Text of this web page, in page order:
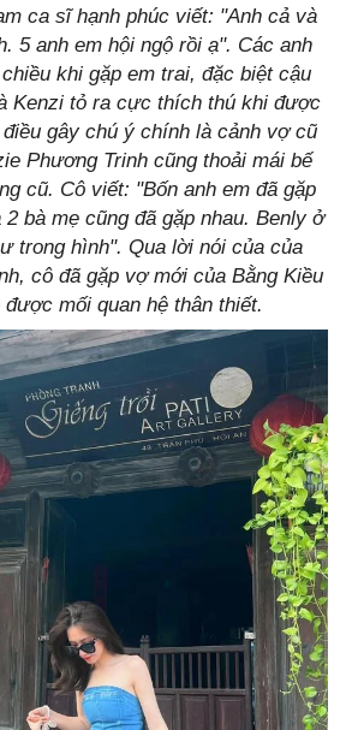
ca sĩ hạnh phúc viết: "Anh cả và
5 anh em hội ngộ rồi ạ". Các anh
khi gặp em trai, đặc biệt cậu
Kenzi tỏ ra cực thích thú khi được
gây chú ý chính là cảnh vợ cũ
Phương Trinh cũng thoải mái bế
cũ. Cô viết: "Bốn anh em đã gặp
bà mẹ cũng đã gặp nhau. Benly ở
trong hình". Qua lời nói của của
cô đã gặp vợ mới của Bằng Kiều
mối quan hệ thân thiết.